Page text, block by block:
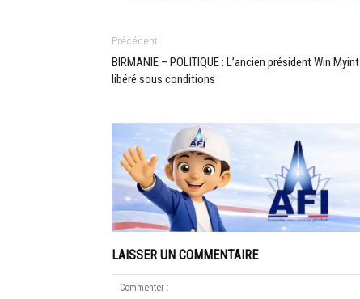
Précédent
BIRMANIE – POLITIQUE : L’ancien président Win Myint
libéré sous conditions
LAISSER UN COMMENTAIRE